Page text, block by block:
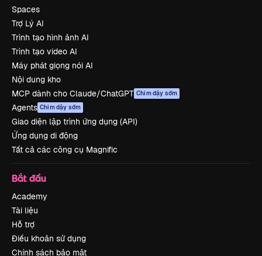
Spaces
Trợ Lý AI
Trình tạo hình ảnh AI
Trình tạo video AI
Máy phát giọng nói AI
Nội dung kho
MCP dành cho Claude/ChatGPT Chim dậy sớm
Agents Chim dậy sớm
Giao diện lập trình ứng dụng (API)
Ứng dụng di động
Tất cả các công cụ Magnific
Bắt đầu
Academy
Tài liệu
Hỗ trợ
Điều khoản sử dụng
Chính sách bảo mật